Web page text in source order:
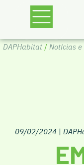
DAPHabitat/ Notícias e
09/02/2024 |